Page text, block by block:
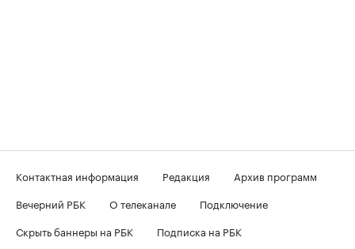
Контактная информация Редакция
Архив программ
Вечерний РБК
О телеканале
Подключение
Скрыть баннеры на РБК
Подписка на РБК